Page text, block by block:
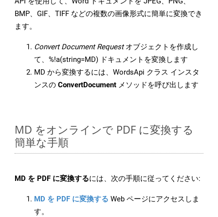
BMP、GIF、TIFF などの複数の画像形式に簡単に変換でき
ます。
Convert Document Requestオブジェクトを作成し
て、%!a(string=MD) ドキュメントを変換します
MD から変換するには、WordsApi クラス インスタ
ンスの ConvertDocument メソッドを呼び出します
MD をオンラインで PDF に変換する
簡単な手順
MD を PDF に変換するには、次の手順に従ってください:
MD を PDF に変換する Web ページにアクセスしま
す。